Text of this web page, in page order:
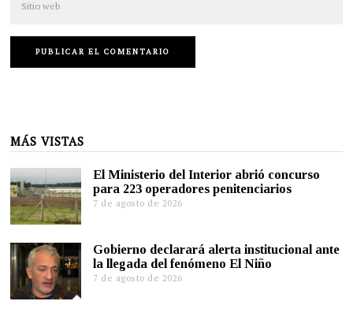
MÁS VISTAS
El Ministerio del Interior abrió concurso
para 223 operadores penitenciarios
7 de agosto de 2026
Gobierno declarará alerta institucional ante
la llegada del fenómeno El Niño
7 de agosto de 2026